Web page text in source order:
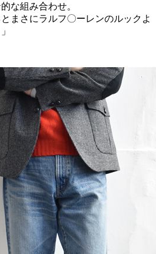
な組み合わせ。
まさにラルフ〇ーレンのルックよ